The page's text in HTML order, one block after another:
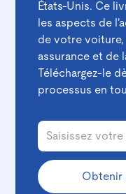
États-Unis. Ce
les aspects de
de votre
assurance et de
Téléchargez-le
processus en